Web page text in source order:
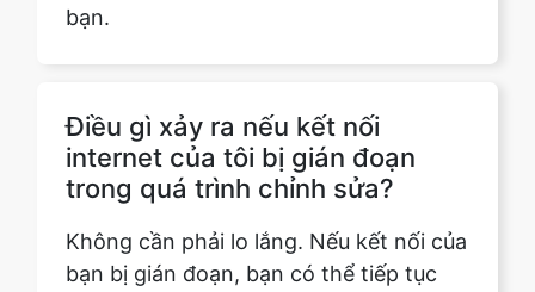
Điều gì xảy ra nếu kết nối
Không cần phải lo lắng. Nếu kết nối của
bạn bị gián đoạn, bạn có thể tiếp tục
quá trình chỉnh sửa từ nơi kết nối đã
dừng lại sau khi kết nối được khôi phục.
Tiến trình của bạn sẽ được lưu lại.